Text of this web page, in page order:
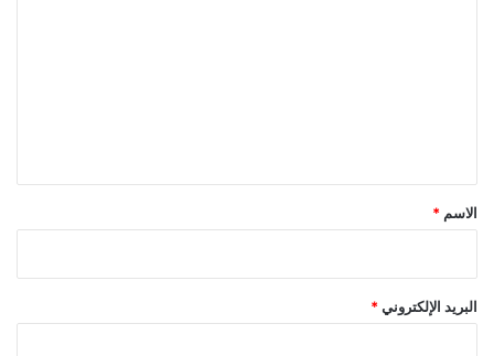
*
الاسم *
البريد الإلكتروني*